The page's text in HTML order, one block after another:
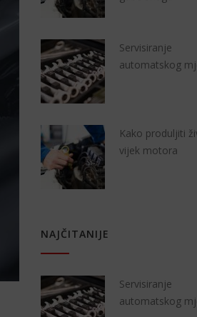
Servisiranje
automatskog
Kako produljiti
vijek motora
NAJČITANIJE
Servisiranje
automatskog